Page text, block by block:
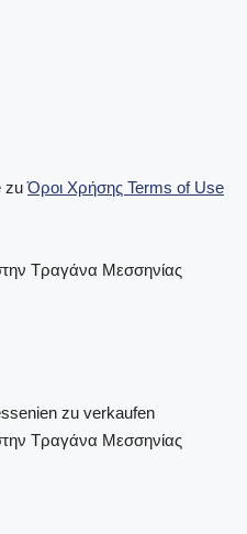
zuΌροι Χρήσης Terms of Use